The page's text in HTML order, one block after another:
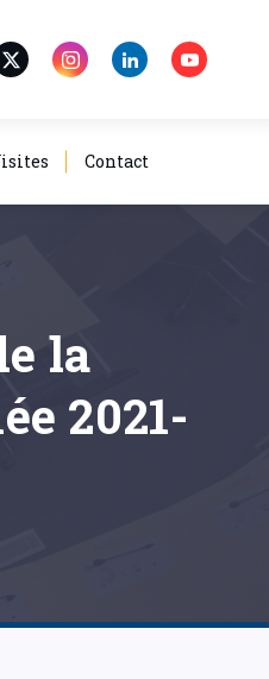
Contact
la
2021-